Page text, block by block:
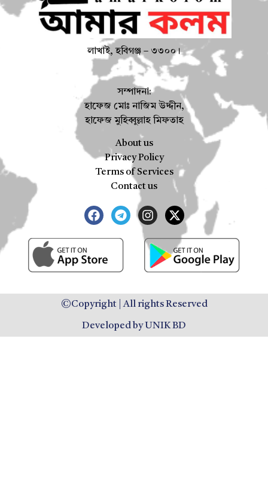
লাখাই, হবিগঞ্জ – ৩৩০০।
সম্পাদনা:
হাফেজ মোঃ নাজিম উদ্দীন,
হাফেজ মুহিব্বুল্লাহ মিফতাহ
About us
Privacy Policy
Terms of Services
Contact us
©Copyright | All rights Reserved
Developed by UNIK BD